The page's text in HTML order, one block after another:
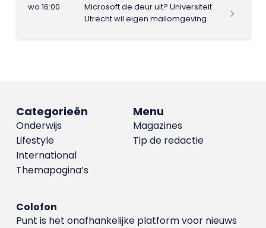
wo 16:00
Microsoft de deur uit? Universiteit
Utrecht wil eigen mailomgeving
Menu
Magazines
Tip de redactie
Categorieën
Onderwijs
Lifestyle
International
Themapagina’s
Colofon
Punt is het onafhankelijke platform voor nieuws